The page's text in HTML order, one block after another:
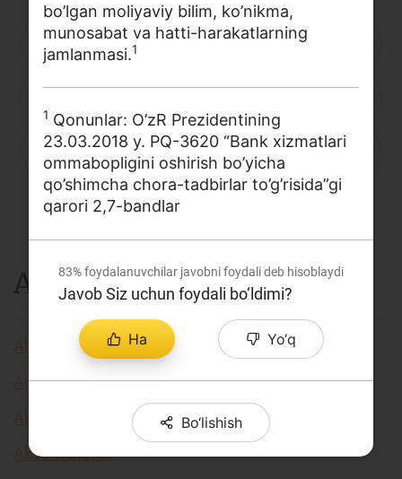
Video
Loyihalar
Fotogalereya
Loyiha haqida
Kengaytirilgan qidiruv
Sayt xaritasi
A B D E F G
P Q R S C T
V X
A
Aholi daromadlari
Airdrop
Akkreditiv
Akseleratorlar
bo’lgan moliyaviy bilim, ko’nikma,
munosabat va hatti-harakatlarning
jamlanmasi.1
1 Qonunlar: O’zR Prezidentining
23.03.2018 y. PQ-3620 “Bank xizmatlari
ommabopligini oshirish bo’yicha
qo’shimcha chora-tadbirlar to’g’risida”gi
qarori 2,7-bandlar
83%foydalanuvchilar javobni foydali deb hisoblaydi
Javob Siz uchun foydali bo‘ldimi?
Ha Yo‘q
Bo‘lishish